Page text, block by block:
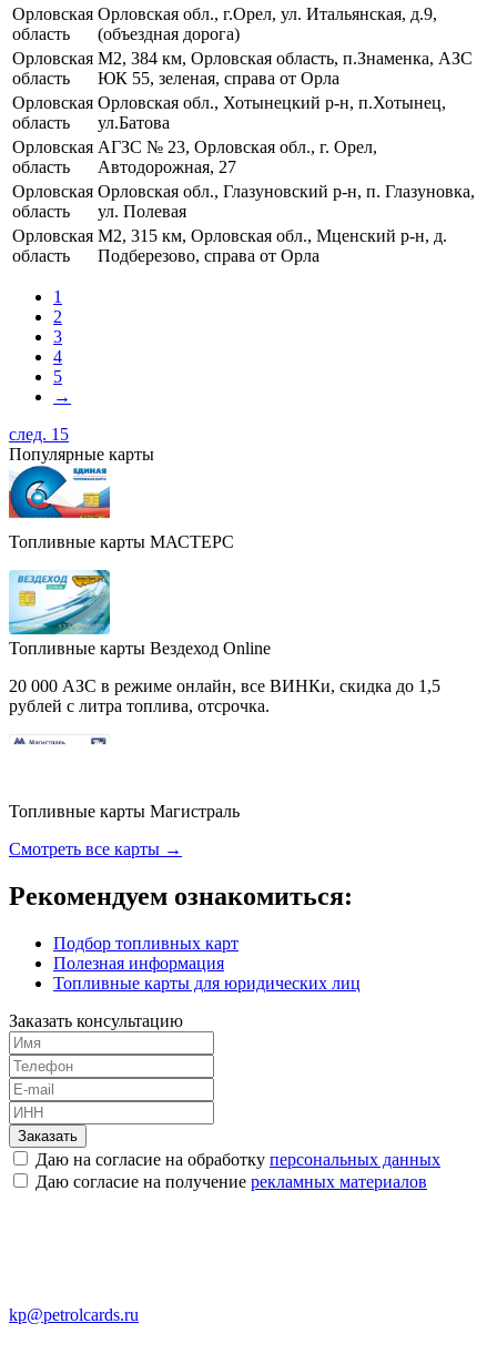
Орловская
область
Орловская обл., г.Орел, ул. Итальянская, д.9,
(объездная дорога)
Орловская
область
М2, 384 км, Орловская область, п.Знаменка, АЗС
ЮК 55, зеленая, справа от Орла
Орловская
область
Орловская обл., Хотынецкий р-н, п.Хотынец,
ул.Батова
Орловская
область
АГЗС № 23, Орловская обл., г. Орел,
Автодорожная, 27
Орловская
область
Орловская обл., Глазуновский р-н, п. Глазуновка,
ул. Полевая
Орловская
область
М2, 315 км, Орловская обл., Мценский р-н, д.
Подберезово, справа от Орла
1
2
3
4
5
→
след. 15
Популярные карты
Топливные карты МАСТЕРС
Топливные карты Вездеход Online
20 000 АЗС в режиме онлайн, все ВИНКи, скидка до 1,5
рублей с литра топлива, отсрочка.
Топливные карты Магистраль
Смотреть все карты →
Рекомендуем ознакомиться:
Подбор топливных карт
Полезная информация
Топливные карты для юридических лиц
Заказать консультацию
Заказать
Даю на согласие на обработку персональных данных
Даю согласие на получение рекламных материалов
kp@petrolcards.ru